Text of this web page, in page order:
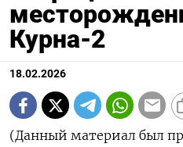
Курна-2
18.02.2026
(Данный материал был